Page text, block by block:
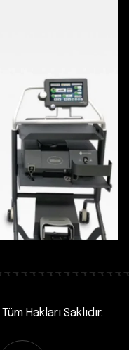
Tüm Hakları Saklıdır.